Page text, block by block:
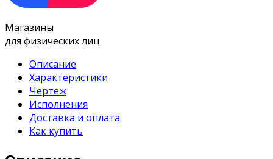
Магазины
для физических лиц
Описание
Характеристики
Чертеж
Исполнения
Доставка и оплата
Как купить